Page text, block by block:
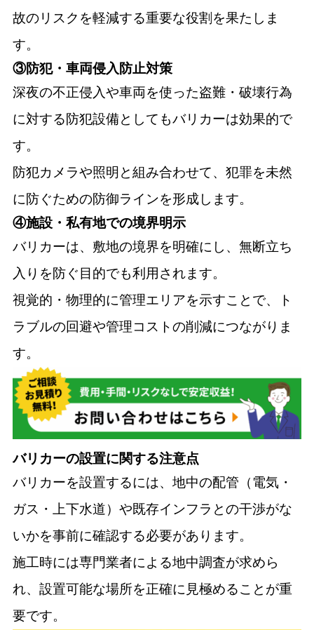
故のリスクを軽減する重要な役割を果たしま
す。
③防犯・車両侵入防止対策
深夜の不正侵入や車両を使った盗難・破壊行為
に対する防犯設備としてもバリカーは効果的で
す。
防犯カメラや照明と組み合わせて、犯罪を未然
に防ぐための防御ラインを形成します。
④施設・私有地での境界明示
バリカーは、敷地の境界を明確にし、無断立ち
入りを防ぐ目的でも利用されます。
視覚的・物理的に管理エリアを示すことで、ト
ラブルの回避や管理コストの削減につながりま
す。
バリカーの設置に関する注意点
バリカーを設置するには、地中の配管（電気・
ガス・上下水道）や既存インフラとの干渉がな
いかを事前に確認する必要があります。
施工時には専門業者による地中調査が求めら
れ、設置可能な場所を正確に見極めることが重
要です。